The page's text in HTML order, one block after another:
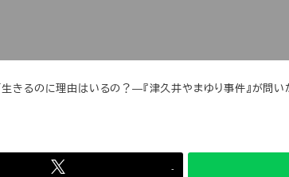
生きるのに理由はいるの？―『津久井やまゆり事件』が問
-